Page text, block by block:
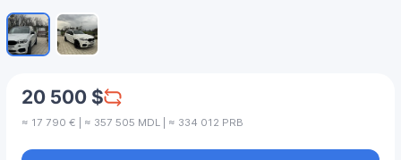
20 500 $
≈ 17 790 € | ≈ 357 505 MDL | ≈ 334 012 PRB